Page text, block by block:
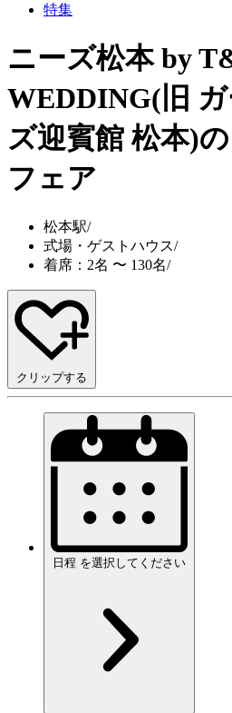
特集
ニーズ松本 by
WEDDING(旧
ズ迎賓館 松本)
フェア
松本駅/
式場・ゲストハウス/
着席：2名 〜 130名/
クリップする
日程 を選択してください